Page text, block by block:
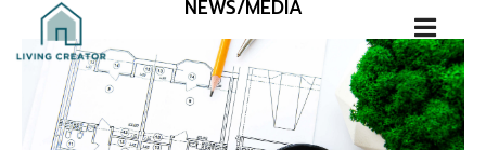
NEWS/MEDIA